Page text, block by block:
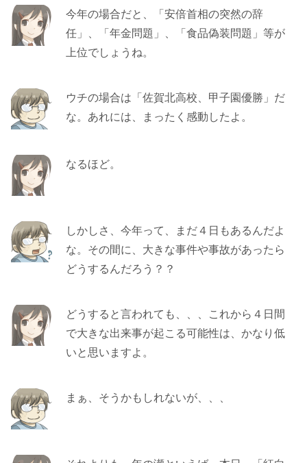
今年の場合だと、「安倍首相の突然の辞
任」、「年金問題」、「食品偽装問題」等が
上位でしょうね。
ウチの場合は「佐賀北高校、甲子園優勝」だ
な。あれには、まったく感動したよ。
なるほど。
しかしさ、今年って、まだ４日もあるんだよ
な。その間に、大きな事件や事故があったら
どうするんだろう？？
どうすると言われても、、、これから４日間
で大きな出来事が起こる可能性は、かなり低
いと思いますよ。
まぁ、そうかもしれないが、、、